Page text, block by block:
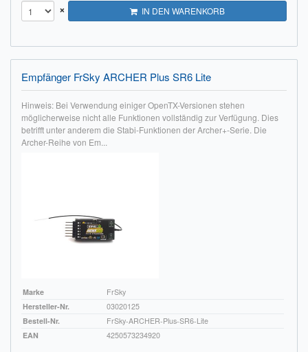
× IN DEN WARENKORB
Empfänger FrSky ARCHER Plus SR6 Lite
Hinweis: Bei Verwendung einiger OpenTX-Versionen stehen
möglicherweise nicht alle Funktionen vollständig zur Verfügung. Dies
betrifft unter anderem die Stabi-Funktionen der Archer+-Serie. Die
Archer-Reihe von Em...
Marke
FrSky
Hersteller-Nr.
03020125
Bestell-Nr.
FrSky-ARCHER-Plus-SR6-Lite
EAN
4250573234920